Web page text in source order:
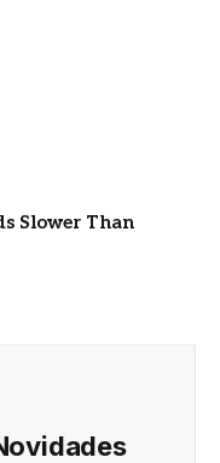
Slower Than